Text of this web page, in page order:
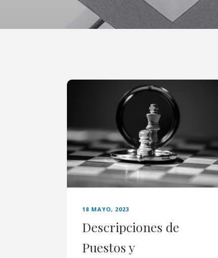
18 MAYO, 2023
Descripciones de
Puestos y